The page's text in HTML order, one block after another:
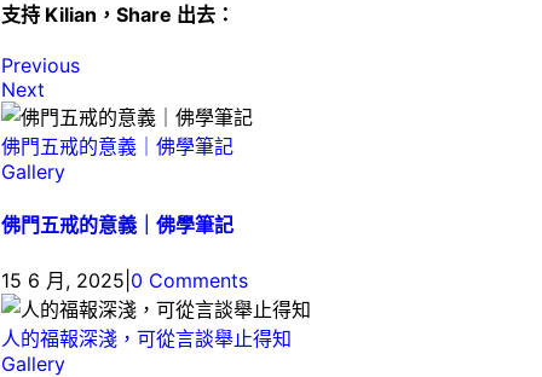
支持 Kilian，Share 出去：
Previous
Next
佛門五戒的意義｜佛學筆記
Gallery
佛門五戒的意義｜佛學筆記
15 6 月, 2025 0 Comments
人的福報深淺，可從言談舉止得知
Gallery